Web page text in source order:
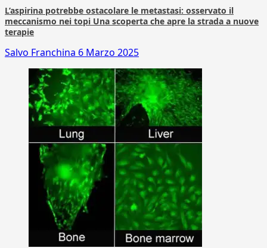
L’aspirina potrebbe ostacolare le metastasi: osservato il
meccanismo nei topi Una scoperta che apre la strada a nuove
terapie
Salvo Franchina 6 Marzo 2025